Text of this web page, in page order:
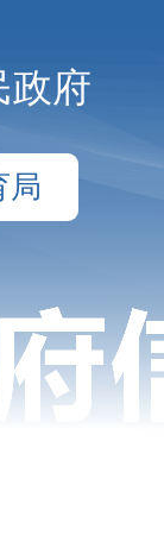
政府
局